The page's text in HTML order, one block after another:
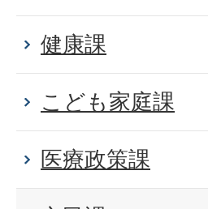
健康課
こども家庭課
医療政策課